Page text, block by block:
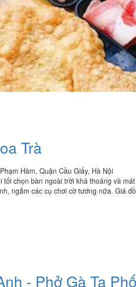
Trà
Hàm, Quận Cầu Giấy, Hà Nội
tối chọn bàn ngoài trời khá thoáng và mát
ngắm các cụ chơi cờ tướng nữa. Giá đồ